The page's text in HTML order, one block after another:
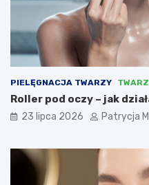
PIELĘGNACJA TWARZY TWARZ
Roller pod oczy – jak
23 lipca 2026 Patrycja